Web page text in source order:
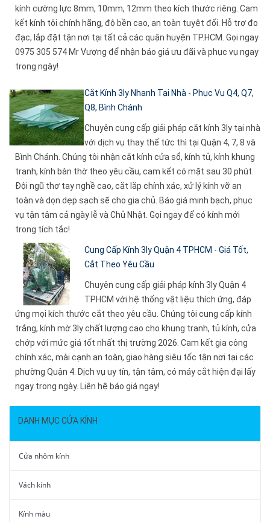
kính cường lực 8mm, 10mm, 12mm theo kích thước riêng. Cam
kết kính tôi chính hãng, độ bền cao, an toàn tuyệt đối. Hỗ trợ đo
đạc, lắp đặt tận nơi tại tất cả các quận huyện TP.HCM. Gọi ngay
0975 305 574 Mr Vượng để nhận báo giá ưu đãi và phục vụ ngay
trong ngày!
Cắt Kính 3ly Nhanh Tại Nhà - Phục Vụ Q4, Q7,
Q8, Bình Chánh
Chuyên cung cấp giải pháp cắt kính 3ly tại nhà
với dịch vụ thay thế tức thì tại Quận 4, 7, 8 và
Bình Chánh. Chúng tôi nhận cắt kính cửa sổ, kính tủ, kính khung
tranh, kính bàn thờ theo yêu cầu, cam kết có mặt sau 30 phút.
Đội ngũ thợ tay nghề cao, cắt lắp chính xác, xử lý kính vỡ an
toàn và dọn dẹp sạch sẽ cho gia chủ. Báo giá minh bạch, phục
vụ tận tâm cả ngày lễ và Chủ Nhật. Gọi ngay để có kính mới
trong tích tắc!
Cung Cấp Kính 3ly Quận 4 TPHCM - Giá Tốt,
Cắt Theo Yêu Cầu
Chuyên cung cấp giải pháp kính 3ly Quận 4
TPHCM với hệ thống vật liệu thích ứng, đáp
ứng mọi kích thước cắt theo yêu cầu. Chúng tôi cung cấp kính
trắng, kính mờ 3ly chất lượng cao cho khung tranh, tủ kính, cửa
chớp với mức giá tốt nhất thị trường 2026. Cam kết gia công
chính xác, mài cạnh an toàn, giao hàng siêu tốc tận nơi tại các
phường Quận 4. Dịch vụ uy tín, tận tâm, có máy cắt hiện đại lấy
ngay trong ngày. Liên hệ báo giá ngay!
DANH MỤC CỬA KÍNH
Cửa nhôm kính
Vách kính
Kính màu